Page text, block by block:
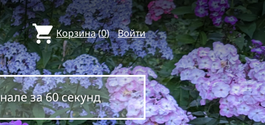
Корзина(0) Войти
за 60 секунд